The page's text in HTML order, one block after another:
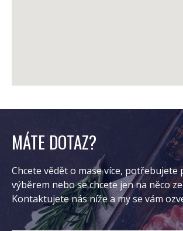
MÁTE DOTAZ?
Chcete vědět o mase více, potřebujete
výběrem nebo se chcete jen na něco
Kontaktujete nás níže a my se vám